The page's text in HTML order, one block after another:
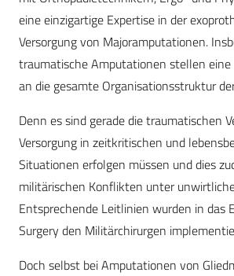
eine einzigartige Expertise in der
Versorgung von Majoramputationen.
traumatische Amputationen stellen eine
an die gesamte Organisationsstruktur
Denn es sind gerade die traumatischen
Versorgung in zeitkritischen und
Situationen erfolgen müssen und dies
militärischen Konflikten unter
Entsprechende Leitlinien wurden in das
Surgery den Militärchirurgen
Doch selbst bei Amputationen von